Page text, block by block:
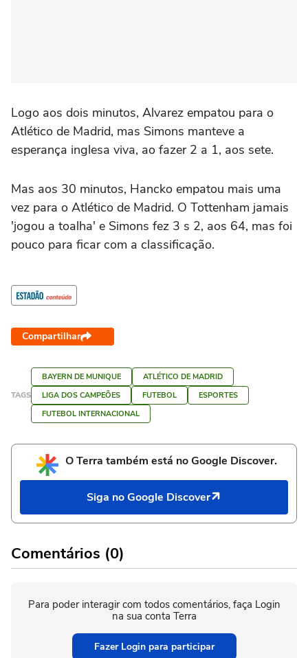
Logo aos dois minutos, Alvarez empatou para o
Atlético de Madrid, mas Simons manteve a
esperança inglesa viva, ao fazer 2 a 1, aos sete.
Mas aos 30 minutos, Hancko empatou mais uma
vez para o Atlético de Madrid. O Tottenham jamais
'jogou a toalha' e Simons fez 3 s 2, aos 64, mas foi
pouco para ficar com a classificação.
Compartilhar
TAGS
BAYERN DE MUNIQUE
ATLÉTICO DE MADRID
LIGA DOS CAMPEÕES
FUTEBOL
ESPORTES
FUTEBOL INTERNACIONAL
O Terra também está no Google Discover.
Siga no Google Discover
Comentários (0)
Para poder interagir com todos comentários, faça Login
na sua conta Terra
Fazer Login para participar